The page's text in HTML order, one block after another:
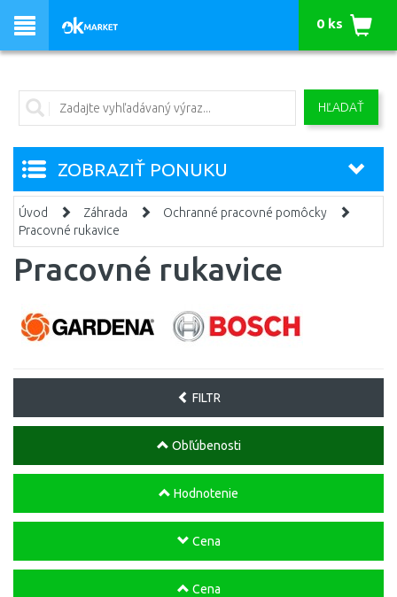
HĽADAŤ
0 ks
ZOBRAZIŤ PONUKU
Úvod Záhrada
Ochranné pracovné pomôcky
Pracovné rukavice
Pracovné rukavice
FILTR
Obľúbenosti
Hodnotenie
Cena
Cena